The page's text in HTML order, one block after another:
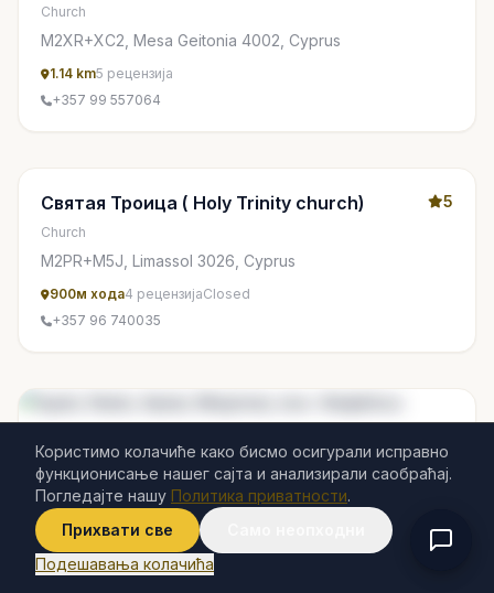
Church
M2XR+XC2, Mesa Geitonia 4002, Cyprus
1.14 km5 рецензија
+357 99 557064
Святая Троица ( Holy Trinity church) 5
Church
M2PR+M5J, Limassol 3026, Cyprus
900м хода4 рецензијаClosed
+357 96 740035
Користимо колачиће како бисмо осигурали исправно
функционисање нашег сајта и анализирали саобраћај.
Погледајте нашу Политика приватности.
Прихвати све
Подешавања колачића